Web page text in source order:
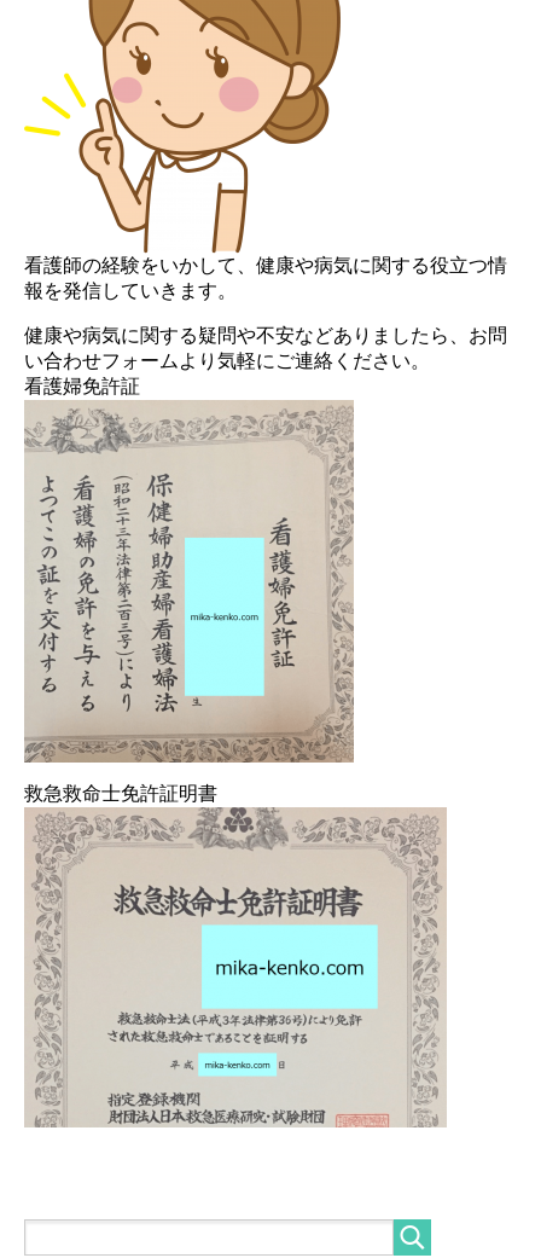
看護師の経験をいかして、健康や病気に関する役立つ情
報を発信していきます。
健康や病気に関する疑問や不安などありましたら、お問
い合わせフォームより気軽にご連絡ください。
看護婦免許証
救急救命士免許証明書